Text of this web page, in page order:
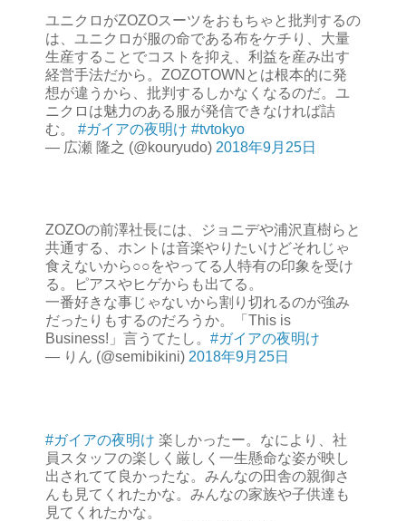
ユニクロがZOZOスーツをおもちゃと批判するの
は、ユニクロが服の命である布をケチり、大量
生産することでコストを抑え、利益を産み出す
経営手法だから。ZOZOTOWNとは根本的に発
想が違うから、批判するしかなくなるのだ。ユ
ニクロは魅力のある服が発信できなければ詰
む。 #ガイアの夜明け #tvtokyo
— 広瀬 隆之 (@kouryudo) 2018年9月25日
ZOZOの前澤社長には、ジョニデや浦沢直樹らと
共通する、ホントは音楽やりたいけどそれじゃ
食えないから○○をやってる人特有の印象を受け
る。ピアスやヒゲからも出てる。
一番好きな事じゃないから割り切れるのが強み
だったりもするのだろうか。「This is
Business!」言うてたし。 #ガイアの夜明け
— りん (@semibikini) 2018年9月25日
#ガイアの夜明け 楽しかったー。なにより、社
員スタッフの楽しく厳しく一生懸命な姿が映し
出されてて良かったな。みんなの田舎の親御さ
んも見てくれたかな。みんなの家族や子供達も
見てくれたかな。